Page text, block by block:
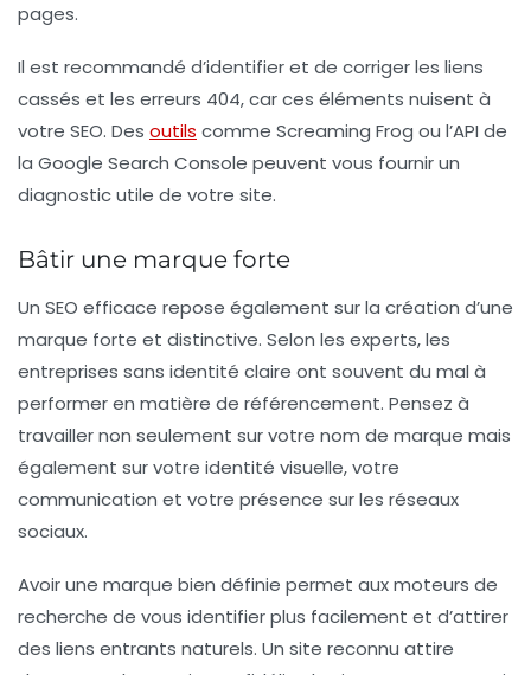
pages.
Il est recommandé d’identifier et de corriger les liens
cassés et les erreurs 404, car ces éléments nuisent à
votre SEO. Des outils comme Screaming Frog ou l’API de
la Google Search Console peuvent vous fournir un
diagnostic utile de votre site.
Bâtir une marque forte
Un SEO efficace repose également sur la création d’une
marque forte et distinctive. Selon les experts, les
entreprises sans identité claire ont souvent du mal à
performer en matière de référencement. Pensez à
travailler non seulement sur votre nom de marque mais
également sur votre identité visuelle, votre
communication et votre présence sur les réseaux
sociaux.
Avoir une marque bien définie permet aux moteurs de
recherche de vous identifier plus facilement et d’attirer
des liens entrants naturels. Un site reconnu attire